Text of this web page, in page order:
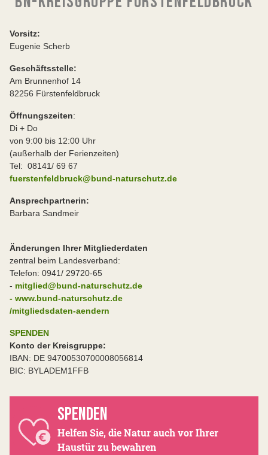
Vorsitz:
Eugenie Scherb
Geschäftsstelle:
Am Brunnenhof 14
82256 Fürstenfeldbruck
Öffnungszeiten:
Di + Do
von 9:00 bis 12:00 Uhr
(außerhalb der Ferienzeiten)
Tel: 08141/ 69 67
fuerstenfeldbruck@bund-naturschutz.de
Ansprechpartnerin:
Barbara Sandmeir
Änderungen Ihrer Mitgliederdaten
zentral beim Landesverband:
Telefon: 0941/ 29720-65
- mitglied@bund-naturschutz.de
- www.bund-naturschutz.de
/mitgliedsdaten-aendern
SPENDEN
Konto der Kreisgruppe:
IBAN: DE 94700530700008056814
BIC: BYLADEM1FFB
SPENDEN
Helfen Sie, die Natur auch vor Ihrer
Haustür zu bewahren